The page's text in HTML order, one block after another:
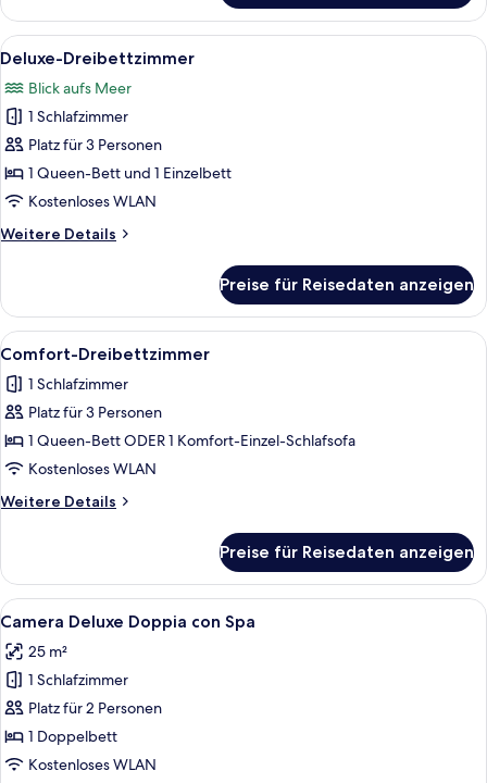
Suite
Alle
Fotos
für
Deluxe-
Dreibettzimmer
anzeigen
Ein Yachthafen mit Booten, blauem
8
Deluxe-Dreibettzimmer
Blick aufs Meer
1 Schlafzimmer
Platz für 3 Personen
1 Queen-Bett und 1 Einzelbett
Kostenloses WLAN
Weitere Details
Weitere
Dreibettzimmer
Preise für Reisedaten anzeigen
Alle
Fotos
für
Comfort-
Dreibettzimmer
anzeigen
Ein ordentlich eingerichtetes
5
Comfort-Dreibettzimmer
1 Schlafzimmer
Platz für 3 Personen
1 Queen-Bett ODER 1 Komfort-Einzel-Schlafsofa
Kostenloses WLAN
Weitere Details
Weitere
Dreibettzimmer
Preise für Reisedaten anzeigen
Alle
Fotos
für
Camera
Deluxe
Doppia
con
Ein modernes Hotelzimmer mit
7
Camera Deluxe Doppia con Spa
25 m²
1 Schlafzimmer
Platz für 2 Personen
1 Doppelbett
Kostenloses WLAN